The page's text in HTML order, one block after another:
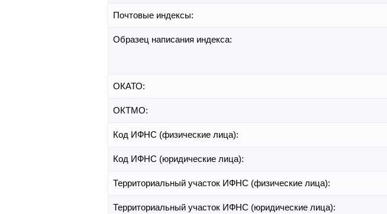
Почтовые индексы:
Образец написания индекса:
ОКАТО:
ОКТМО:
Код ИФНС (физические лица):
Код ИФНС (юридические лица):
Территориальный участок ИФНС (физические лица):
Территориальный участок ИФНС (юридические лица):